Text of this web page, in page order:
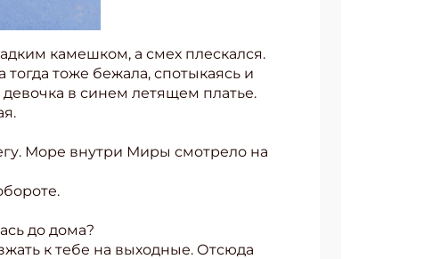
камешком, а смех плескался.
тоже бежала, спотыкаясь и
в синем летящем платье.
Море внутри Миры смотрело на
до дома?
к тебе на выходные. Отсюда